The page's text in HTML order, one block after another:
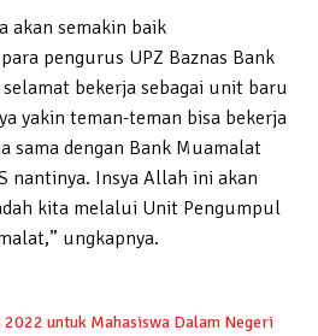
akan semakin baik
pengurus UPZ Baznas Bank
bekerja sebagai unit baru
yakin teman-teman bisa bekerja
sama dengan Bank Muamalat
nantinya. Insya Allah ini akan
kita melalui Unit Pengumpul
ungkapnya.
2022 untuk Mahasiswa Dalam Negeri